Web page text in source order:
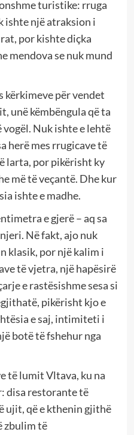
turistike: rruga
ishte një atraksion i
por kishte diçka
mendova se nuk mund
kërkimeve për vendet
unë këmbëngula që ta
Nuk ishte e lehtë
herë mes rrugicave të
larta, por pikërisht ky
më të veçantë. Dhe kur
ishte e madhe.
e gjerë – aq sa
Në fakt, ajo nuk
klasik, por një kalim i
të vjetra, një hapësirë
e rastësishme sesa si
pikërisht kjo e
e saj, intimiteti i
botë të fshehur nga
të lumit Vltava, ku na
disa restorante të
ujit, që e kthenin gjithë
zbulim të